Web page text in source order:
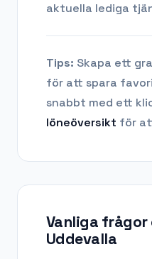
aktuella lediga
Tips: Skapa ett
för att spara
snabbt med ett
löneöversikt för
Vanliga frågor
Uddevalla